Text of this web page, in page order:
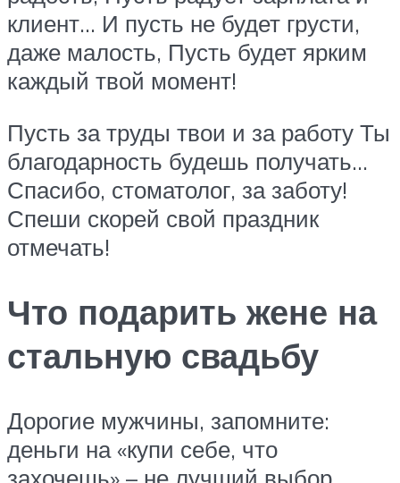
клиент… И пусть не будет грусти,
даже малость, Пусть будет ярким
каждый твой момент!
Пусть за труды твои и за работу Ты
благодарность будешь получать…
Спасибо, стоматолог, за заботу!
Спеши скорей свой праздник
отмечать!
Что подарить жене на
стальную свадьбу
Дорогие мужчины, запомните:
деньги на «купи себе, что